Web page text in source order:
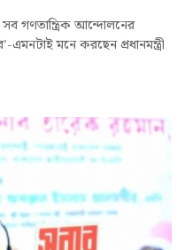
গণতান্ত্রিক আন্দোলনের
এমনটাই মনে করছেন প্রধানমন্ত্রী